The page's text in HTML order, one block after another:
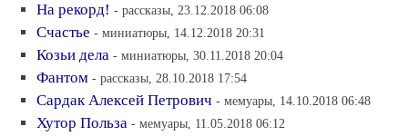
На рекорд! - рассказы, 23.12.2018 06:08
Счастье - миниатюры, 14.12.2018 20:31
Козьи дела - миниатюры, 30.11.2018 20:04
Фантом - рассказы, 28.10.2018 17:54
Сардак Алексей Петрович - мемуары, 14.10.2018 06:48
Хутор Польза - мемуары, 11.05.2018 06:12